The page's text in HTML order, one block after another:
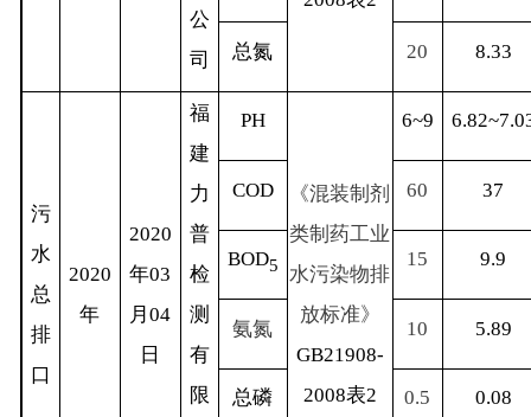
公
司
总氮 20 8.33
污
水
总
排
口
2020
年
2020
年03
月04
日
福
建
力
普
检
测
有
限
PH
《混装制剂
类制药工业
水污染物排
放标准》
GB21908-
2008表2
6~9
COD 60 37
BOD5 15 9.9
氨氮 10 5.89
总磷 0.5 0.08